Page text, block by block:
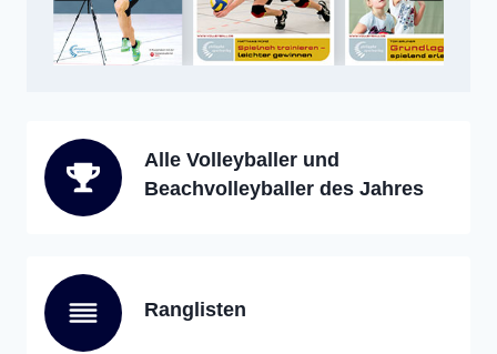
Alle Volleyballer und
Beachvolleyballer des Jahres
Ranglisten